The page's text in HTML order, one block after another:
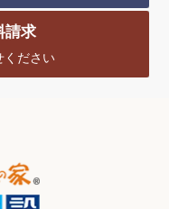
請求
ください